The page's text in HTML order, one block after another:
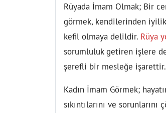
Rüyada İmam Olmak; Bir
görmek, kendilerinden
kefil olmaya delildir. Rüya
sorumluluk getiren işlere
şerefli bir mesleğe işarettir.
Kadın İmam Görmek;
sıkıntılarını ve